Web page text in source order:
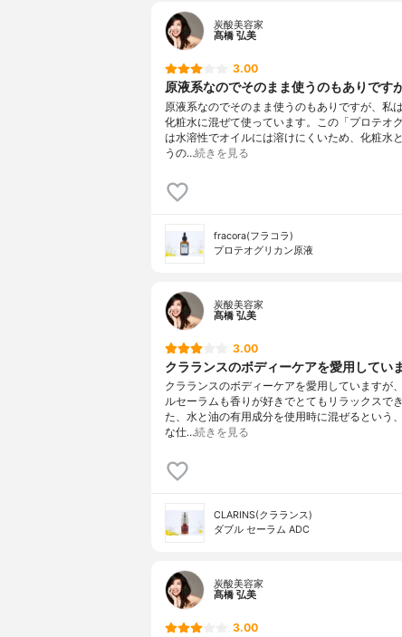
炭酸美容家
髙橋 弘美
3.00
原液系なのでそのまま使うのもありです
原液系なのでそのまま使うのもありですが、私
化粧水に混ぜて使っています。この「プロテオグ
は水溶性でオイルには溶けにくいため、化粧水
うの…続きを見る
fracora(フラコラ)
プロテオグリカン原液
炭酸美容家
髙橋 弘美
3.00
クラランスのボディーケアを愛用してい
クラランスのボディーケアを愛用していますが
ルセーラムも香りが好きでとてもリラックスで
た、水と油の有用成分を使用時に混ぜるという
な仕…続きを見る
CLARINS(クラランス)
ダブル セーラム ADC
炭酸美容家
髙橋 弘美
3.00